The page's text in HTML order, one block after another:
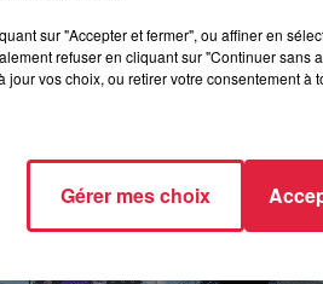
sur "Accepter et fermer", ou affiner en
refuser en cliquant sur "Continuer sans
jour vos choix, ou retirer votre consentement
Gérer mes choix